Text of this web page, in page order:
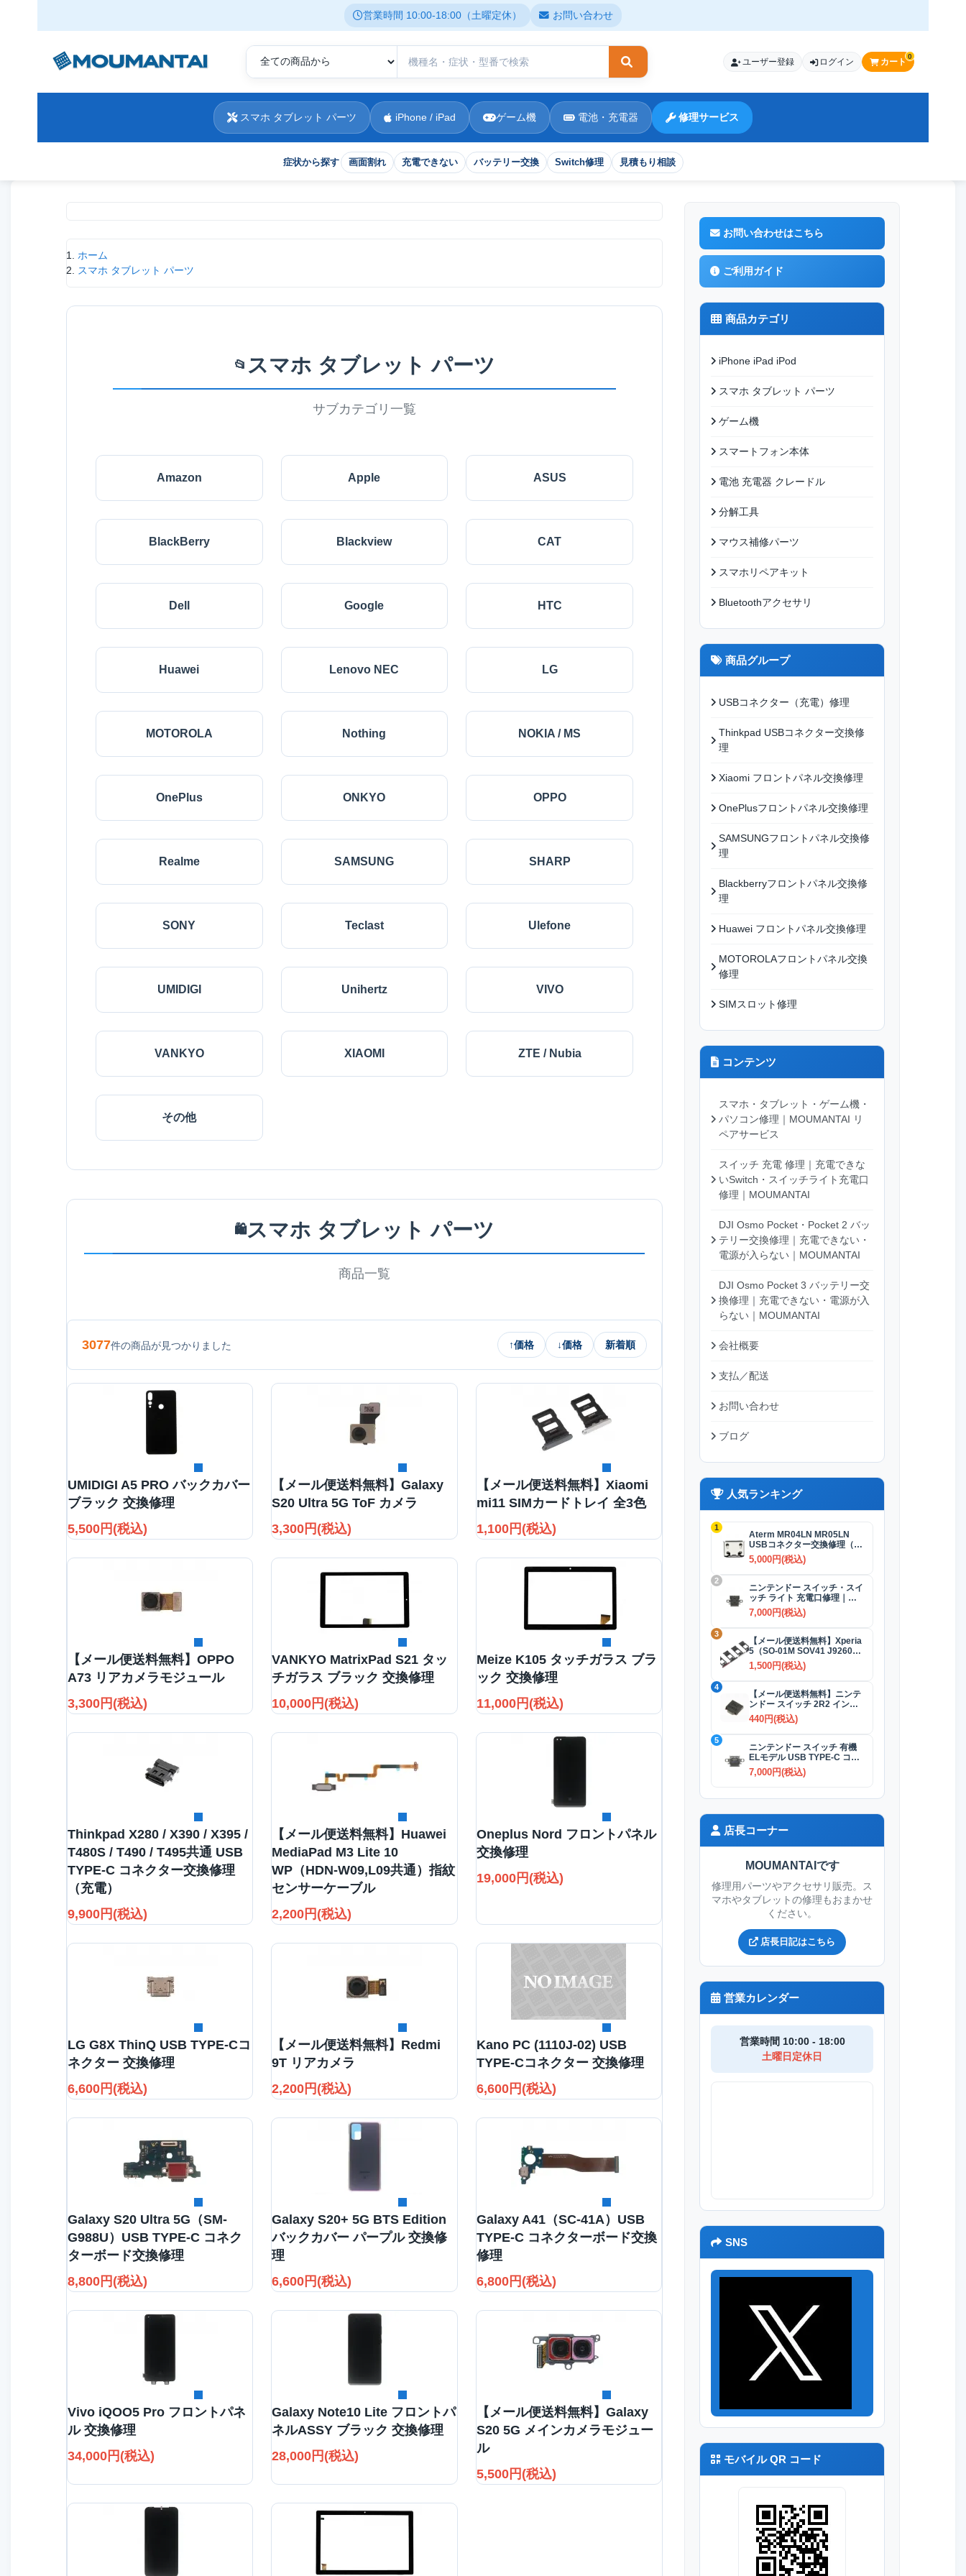
営業時間 10:00-18:00（土曜定休） お問い合わせ
検索
症状から探す 画面割れ 充電できない バッテリー交換 Switch修理 見積もり相談
ユーザー登録 ログイン カート
0
スマホ タブレット パーツ iPhone / iPad ゲーム機 電池・充電器 修理サービス
現在位置
ホーム
スマホ タブレット パーツ
📂 スマホ タブレット パーツ
サブカテゴリ一覧
Amazon Apple ASUS
BlackBerry Blackview CAT
Dell Google HTC
Huawei Lenovo NEC LG
MOTOROLA Nothing NOKIA / MS
OnePlus ONKYO OPPO
Realme SAMSUNG SHARP
SONY Teclast Ulefone
UMIDIGI Unihertz VIVO
VANKYO XIAOMI ZTE / Nubia
その他
🛍️スマホ タブレット パーツ
商品一覧
3077件の商品が見つかりました ↑価格 ↓価格 新着順
UMIDIGI A5 PRO バックカバー
ブラック 交換修理
5,500円(税込)
【メール便送料無料】Galaxy
S20 Ultra 5G ToF カメラ
3,300円(税込)
【メール便送料無料】Xiaomi
mi11 SIMカードトレイ 全3色
1,100円(税込)
【メール便送料無料】OPPO
A73 リアカメラモジュール
3,300円(税込)
VANKYO MatrixPad S21 タッ
チガラス ブラック 交換修理
10,000円(税込)
Meize K105 タッチガラス ブラ
ック 交換修理
11,000円(税込)
Thinkpad X280 / X390 / X395 /
T480S / T490 / T495共通 USB
TYPE-C コネクター交換修理
（充電）
9,900円(税込)
【メール便送料無料】Huawei
MediaPad M3 Lite 10
WP（HDN-W09,L09共通）指紋
センサーケーブル
2,200円(税込)
Oneplus Nord フロントパネル
交換修理
19,000円(税込)
LG G8X ThinQ USB TYPE-Cコ
ネクター 交換修理
6,600円(税込)
【メール便送料無料】Redmi
9T リアカメラ
2,200円(税込)
Kano PC (1110J-02) USB
TYPE-Cコネクター 交換修理
6,600円(税込)
Galaxy S20 Ultra 5G（SM-
G988U）USB TYPE-C コネク
ターボード交換修理
8,800円(税込)
Galaxy S20+ 5G BTS Edition
バックカバー パープル 交換修
理
6,600円(税込)
Galaxy A41（SC-41A）USB
TYPE-C コネクターボード交換
修理
6,800円(税込)
Vivo iQOO5 Pro フロントパネ
ル 交換修理
34,000円(税込)
Galaxy Note10 Lite フロントパ
ネルASSY ブラック 交換修理
28,000円(税込)
【メール便送料無料】Galaxy
S20 5G メインカメラモジュー
ル
5,500円(税込)
お問い合わせはこちら
ご利用ガイド
商品カテゴリ
iPhone iPad iPod
スマホ タブレット パーツ
ゲーム機
スマートフォン本体
電池 充電器 クレードル
分解工具
マウス補修パーツ
スマホリペアキット
Bluetoothアクセサリ
商品グループ
USBコネクター（充電）修理
Thinkpad USBコネクター交換修
理
Xiaomi フロントパネル交換修理
OnePlusフロントパネル交換修理
SAMSUNGフロントパネル交換修
理
Blackberryフロントパネル交換修
理
Huawei フロントパネル交換修理
MOTOROLAフロントパネル交換
修理
SIMスロット修理
コンテンツ
スマホ・タブレット・ゲーム機・
パソコン修理｜MOUMANTAI リ
ペアサービス
スイッチ 充電 修理｜充電できな
いSwitch・スイッチライト充電口
修理｜MOUMANTAI
DJI Osmo Pocket・Pocket 2 バッ
テリー交換修理｜充電できない・
電源が入らない｜MOUMANTAI
DJI Osmo Pocket 3 バッテリー交
換修理｜充電できない・電源が入
らない｜MOUMANTAI
会社概要
支払／配送
お問い合わせ
ブログ
人気ランキング
1
Aterm MR04LN MR05LN
USBコネクター交換修理（充
電）
5,000円(税込)
2
ニンテンドー スイッチ・スイ
ッチ ライト 充電口修理｜
USB-Cコネクター 交換修理
7,000円(税込)
3
【メール便送料無料】Xperia
5（SO-01M SOV41 J9260）
SIMカードトレイ 全4色
1,500円(税込)
4
【メール便送料無料】ニンテ
ンドー スイッチ 2R2 インダ
クタ(コイル)
440円(税込)
5
ニンテンドー スイッチ 有機
ELモデル USB TYPE-C コネ
クター交換修理
7,000円(税込)
店長コーナー
MOUMANTAIです
修理用パーツやアクセサリ販売。ス
マホやタブレットの修理もおまかせ
ください。
店長日記はこちら
営業カレンダー
営業時間 10:00 - 18:00
土曜日定休日
SNS
モバイル QR コード